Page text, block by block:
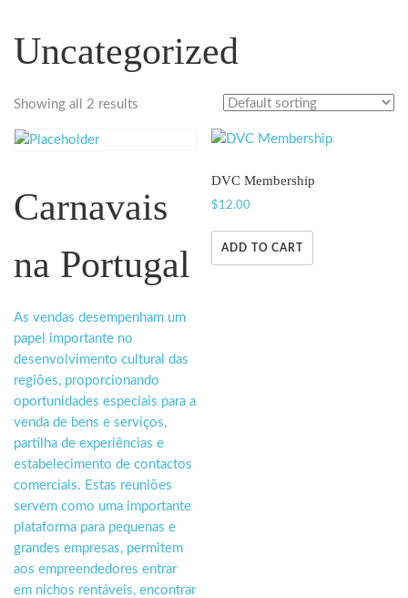
Uncategorized
Showing all 2 results
Carnavais
na Portugal
As vendas desempenham um
papel importante no
desenvolvimento cultural das
regiões, proporcionando
oportunidades especiais para a
venda de bens e serviços,
partilha de experiências e
estabelecimento de contactos
comerciais. Estas reuniões
servem como uma importante
plataforma para pequenas e
grandes empresas, permitem
aos empreendedores entrar
em nichos rentáveis, encontrar
DVC Membership
$12.00
ADD TO CART